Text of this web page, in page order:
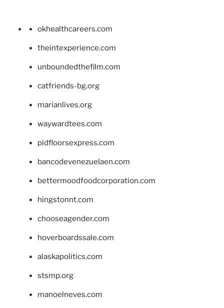
okhealthcareers.com
theintexperience.com
unboundedthefilm.com
catfriends-bg.org
marianlives.org
waywardtees.com
pidfloorsexpress.com
bancodevenezuelaen.com
bettermoodfoodcorporation.com
hingstonnt.com
chooseagender.com
hoverboardssale.com
alaskapolitics.com
stsmp.org
manoelneves.com